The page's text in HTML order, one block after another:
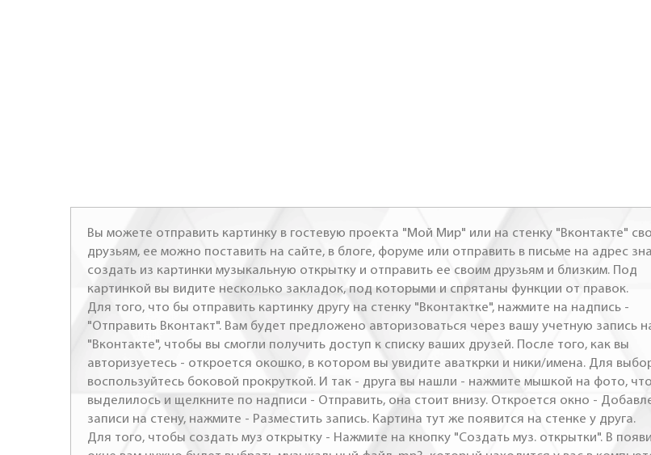
Вы можете отправить картинку в гостевую проекта "Мой Мир" или на стенку "Вконтакте"
друзьям, ее можно поставить на сайте, в блоге, форуме или отправить в письме на адрес
создать из картинки музыкальную открытку и отправить ее своим друзьям и близким. Под
картинкой вы видите несколько закладок, под которыми и спрятаны функции от правок.
Для того, что бы отправить картинку другу на стенку "Вконтактке", нажмите на надпись -
"Отправить Вконтакт". Вам будет предложено авторизоваться через вашу учетную запись
"Вконтакте", чтобы вы смогли получить доступ к списку ваших друзей. После того, как вы
авторизуетесь - откроется окошко, в котором вы увидите аваткрки и ники/имена. Для
воспользуйтесь боковой прокруткой. И так - друга вы нашли - нажмите мышкой на фото,
выделилось и щелкните по надписи - Отправить, она стоит внизу. Откроется окно -
записи на стену, нажмите - Разместить запись. Картина тут же появится на стенке у друга.
Для того, чтобы создать муз открытку - Нажмите на кнопку "Создать муз. открытки". В